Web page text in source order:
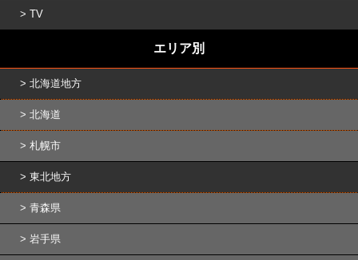
TV
エリア別
北海道地方
北海道
札幌市
東北地方
青森県
岩手県